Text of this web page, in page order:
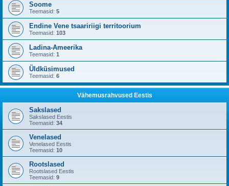
Soome
Teemasid: 5
Endine Vene tsaaririigi territoorium
Teemasid: 103
Ladina-Ameerika
Teemasid: 1
Üldküsimused
Teemasid: 6
Vähemusrahvused Eestis
Sakslased
Sakslased Eestis
Teemasid: 34
Venelased
Venelased Eestis
Teemasid: 10
Rootslased
Rootslased Eestis
Teemasid: 9